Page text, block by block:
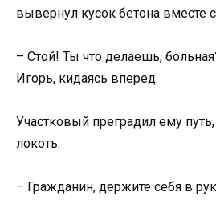
вывернул кусок бетона вместе
– Стой! Ты что делаешь,
Игорь, кидаясь вперед.
Участковый преградил ему
локоть.
– Гражданин, держите себя в